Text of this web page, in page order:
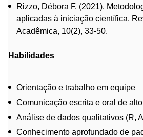
Rizzo, Débora F. (2021).
aplicadas à iniciação científica.
Acadêmica, 10(2), 33-50.
Habilidades
Orientação e trabalho em equipe
Comunicação escrita e oral de alto
Análise de dados qualitativos (R,
Conhecimento aprofundado de